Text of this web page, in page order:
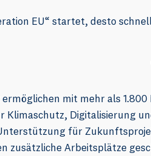
EU“ startet, desto
mit mehr als 1.800
Digitalisierung
für
zusätzliche Arbeitsplätze